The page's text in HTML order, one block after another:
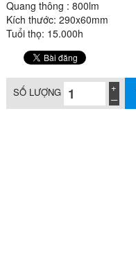
Quang thông : 800lm
Kích thước: 290x60mm
Tuổi thọ: 15.000h
SỐ LƯỢNG